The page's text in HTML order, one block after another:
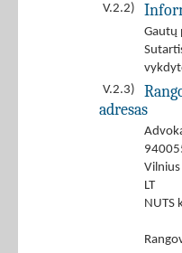
V.2.2)
Gautų
V.2.3)
adresas
Vilnius
LT
NUTS